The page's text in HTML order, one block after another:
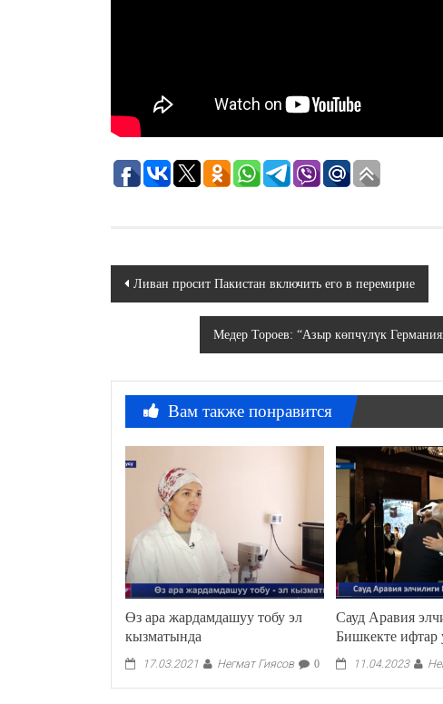
Навигация
Ливан просит Пакистан включить его в перемирие
Медер Тороев: “Азыр көпчүлүк
Вам также понравится
Өз ара жардамдашуу тобу эл
кызматында
17.03.2021 Негмат Гиясов 0
Сауд Аравия
Бишкекте
11.04.2023